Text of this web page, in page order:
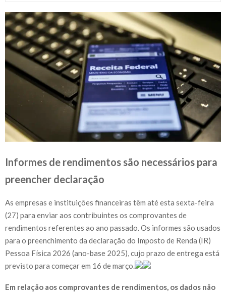
Informes de rendimentos são necessários para
preencher declaração
As empresas e instituições financeiras têm até esta sexta-feira
(27) para enviar aos contribuintes os comprovantes de
rendimentos referentes ao ano passado. Os informes são usados
para o preenchimento da declaração do Imposto de Renda (IR)
Pessoa Física 2026 (ano-base 2025), cujo prazo de entrega está
previsto para começar em 16 de março.
Em relação aos comprovantes de rendimentos, os dados não